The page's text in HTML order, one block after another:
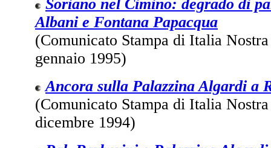
Soriano nel Cimino: degrado di
Albani e Fontana Papacqua
(Comunicato Stampa di Italia
gennaio 1995)
Ancora sulla Palazzina Algardi a
(Comunicato Stampa di Italia
dicembre 1994)